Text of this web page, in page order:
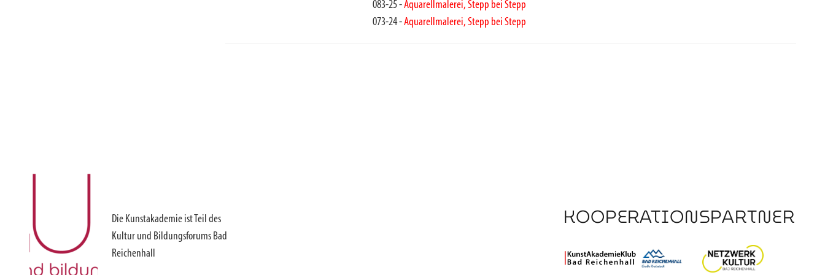
083-25 -Aquarellmalerei, Stepp bei Stepp
073-24 -Aquarellmalerei, Stepp bei Stepp
Die Kunstakademie ist Teil des
Kultur und Bildungsforums Bad
Reichenhall
KOOPERATIONSPARTNER